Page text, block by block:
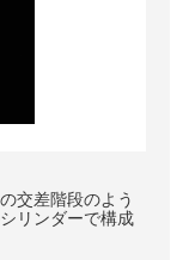
交差階段のよう
リンダーで構成